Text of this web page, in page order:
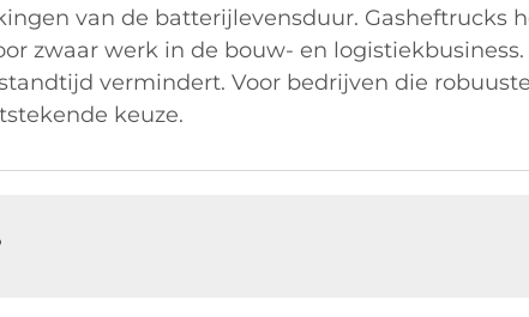
van de batterijlevensduur. Gasheftrucks
zwaar werk in de bouw- en logistiekbusiness.
vermindert. Voor bedrijven die robuuste
keuze.